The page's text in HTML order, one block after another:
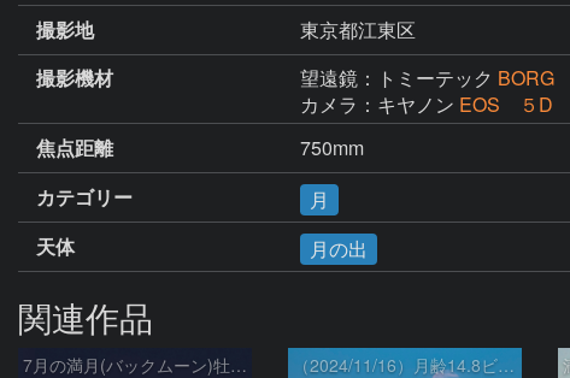
撮影地
東京都江東区
撮影機材
望遠鏡：トミーテック BORG
カメラ：キヤノン EOS ５D
焦点距離
750mm
カテゴリー
月
天体
月の出
関連作品
7月の満月(バックムーン)牡鹿の月 （2024/11/16）月齢14.8ビーバームーンの月の出